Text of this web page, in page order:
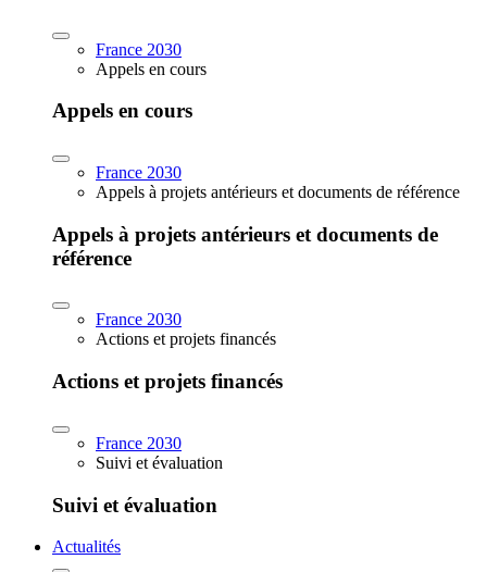
France 2030
Appels en cours
Appels en cours
France 2030
Appels à projets antérieurs et documents de référence
Appels à projets antérieurs et documents de
référence
France 2030
Actions et projets financés
Actions et projets financés
France 2030
Suivi et évaluation
Suivi et évaluation
Actualités